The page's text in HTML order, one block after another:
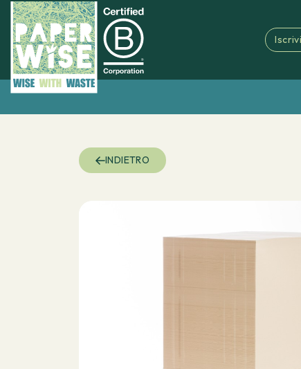
INDIETRO